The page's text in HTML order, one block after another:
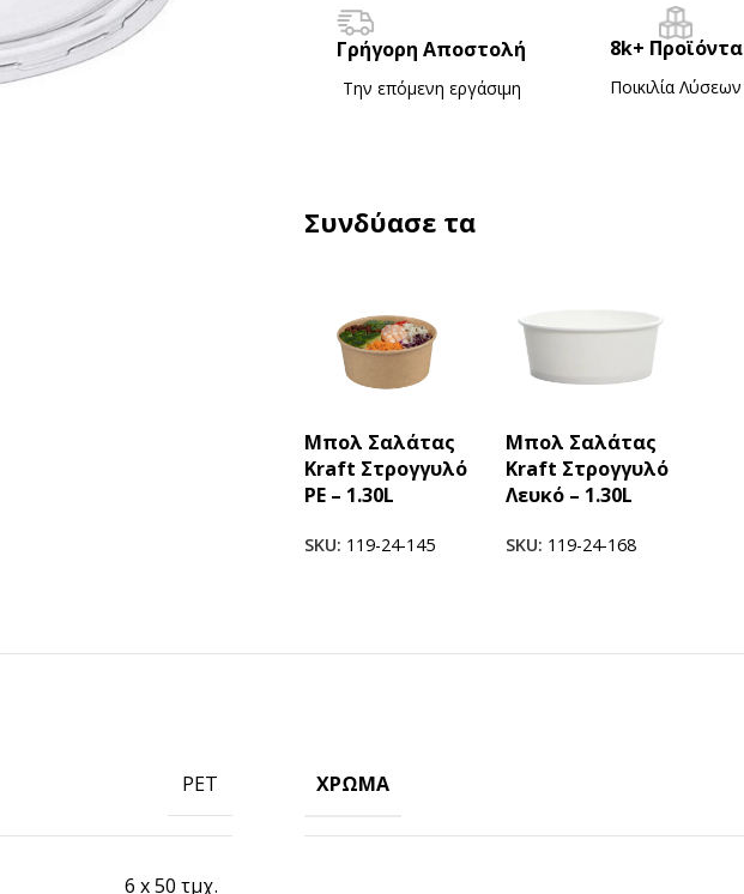
Γνωρίστε την icup
HOT
Γρήγορη Αποστολή
Την επόμενη εργάσιμη
8k+ Προϊόντα
Ποικιλία Λύσεων
Συνδύασε τα
Μπολ Σαλάτας
Kraft Στρογγυλό
PE – 1.30L
SKU: 119-24-145
Μπολ Σαλάτας
Kraft Στρογγυλό
Λευκό – 1.30L
SKU: 119-24-168
PET ΧΡΏΜΑ
6 x 50 τμχ.